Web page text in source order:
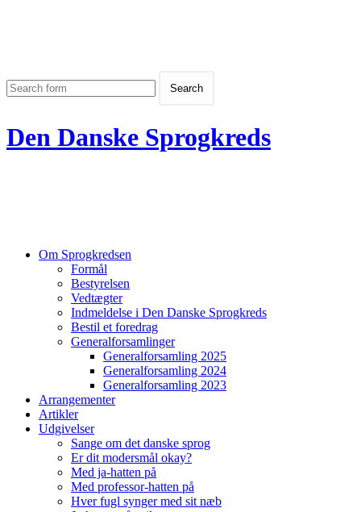
Den Danske Sprogkreds
Om Sprogkredsen
Formål
Bestyrelsen
Vedtægter
Indmeldelse i Den Danske Sprogkreds
Bestil et foredrag
Generalforsamlinger
Generalforsamling 2025
Generalforsamling 2024
Generalforsamling 2023
Arrangementer
Artikler
Udgivelser
Sange om det danske sprog
Er dit modersmål okay?
Med ja-hatten på
Med professor-hatten på
Hver fugl synger med sit næb